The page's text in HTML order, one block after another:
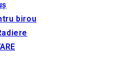
birou